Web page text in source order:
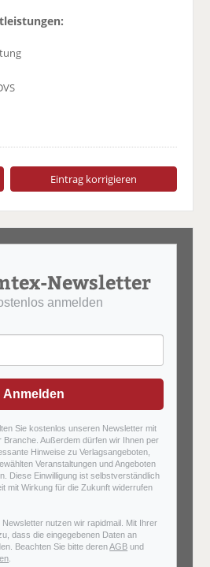
Eintrag korrigieren
Newsletter
anmelden
Anmelden
Sie kostenlos unseren Newsletter mit
Branche. Außerdem dürfen wir Ihnen per
Hinweise zu Verlagsangeboten,
Veranstaltungen und Angeboten
Diese Einwilligung ist selbstverständlich
mit Wirkung für die Zukunft widerrufen
nutzen wir rapidmail. Mit Ihrer
dass die eingegebenen Daten an
Beachten Sie bitte derenAGB und